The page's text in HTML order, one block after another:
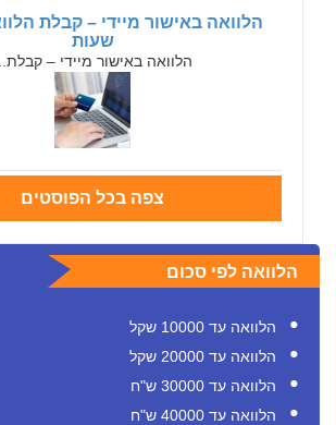
שעות
הלוואה באישור מיידי – קבלת...
צפה בכל הפוסטים
הלוואה לפי סכום
הלוואה עד 10000 שקל
הלוואה עד 20000 שקל
הלוואה עד 30000 ש"ח
הלוואה עד 40000 ש"ח